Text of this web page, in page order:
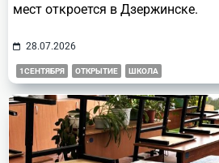
мест откроется в Дзержинске.
28.07.2026
1СЕНТЯБРЯ ОТКРЫТИЕ ШКОЛА